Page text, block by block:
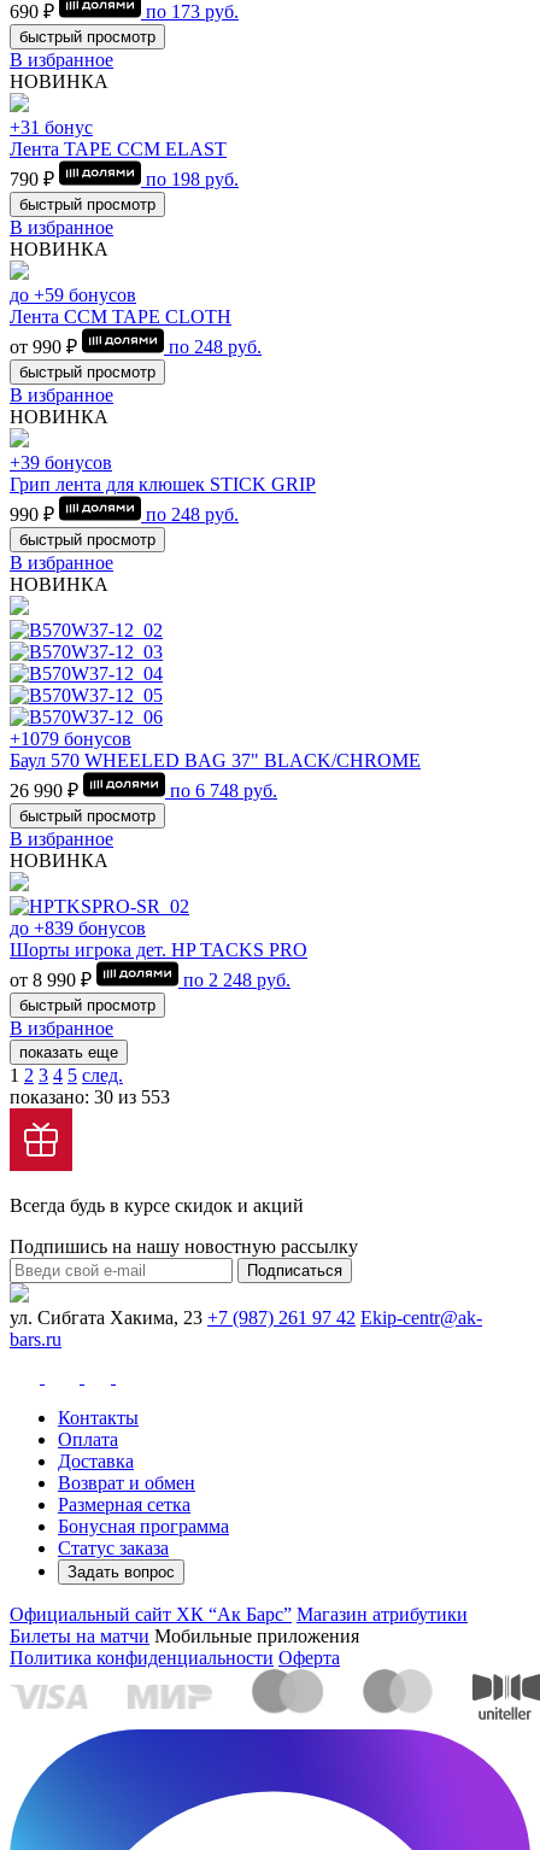
690 ₽
по 173 руб.
быстрый просмотр
В избранное
НОВИНКА
+31 бонус
Лента TAPE CCM ELAST
790 ₽
по 198 руб.
быстрый просмотр
В избранное
НОВИНКА
до +59 бонусов
Лента CCM TAPE CLOTH
от 990 ₽
по 248 руб.
быстрый просмотр
В избранное
НОВИНКА
+39 бонусов
Грип лента для клюшек STICK GRIP
990 ₽
по 248 руб.
быстрый просмотр
В избранное
НОВИНКА
+1079 бонусов
Баул 570 WHEELED BAG 37" BLACK/CHROME
26 990 ₽
по 6 748 руб.
быстрый просмотр
В избранное
НОВИНКА
до +839 бонусов
Шорты игрока дет. HP TACKS PRO
от 8 990 ₽
по 2 248 руб.
быстрый просмотр
В избранное
показать еще
1 2 3 4 5 след.
показано: 30 из 553
Всегда будь в курсе скидок и акций
Подпишись на нашу новостную рассылку
Подписаться
ул. Сибгата Хакима, 23 +7 (987) 261 97 42 Ekip-centr@ak-
bars.ru
Контакты
Оплата
Доставка
Возврат и обмен
Размерная сетка
Бонусная программа
Статус заказа
Задать вопрос
Официальный сайт ХК “Ак Барс” Магазин атрибутики
Билеты на матчи Мобильные приложения
Политика конфиденциальности Оферта